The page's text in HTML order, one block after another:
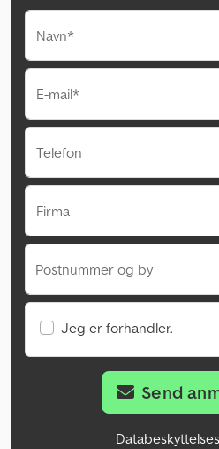
Navn*
E-mail*
Telefon
Firma
Postnummer og by
Jeg er forhandler.
Send